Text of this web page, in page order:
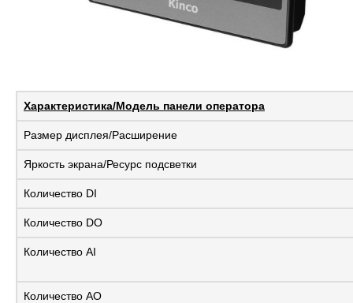
Характеристика/Модель панели оператора
Размер дисплея/Расширение
Яркость экрана/Ресурс подсветки
Количество DI
Количество DO
Количество AI
Количество AO